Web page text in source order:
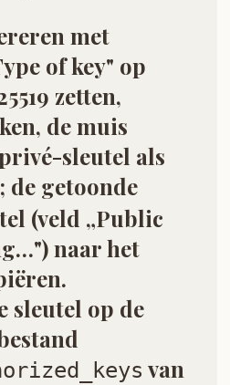
met
of key" op
zetten,
de muis
-sleutel als
de getoonde
(veld „Public
naar het
sleutel op de
van